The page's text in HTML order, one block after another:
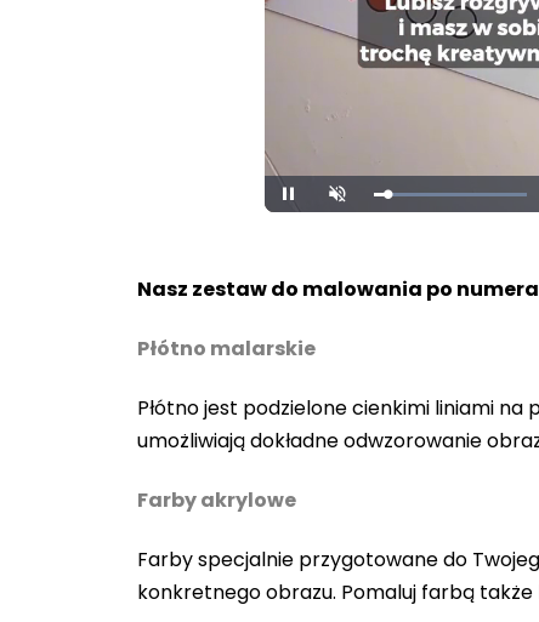
Pause Unmute Loaded:
100.00%
Nasz zestaw do malowania po
Płótno malarskie
Płótno jest podzielone cienkimi liniami
umożliwiają dokładne odwzorowanie
Farby akrylowe
Farby specjalnie przygotowane do
konkretnego obrazu. Pomaluj farbą